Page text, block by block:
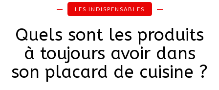
LES INDISPENSABLES
Quels sont les produits
à toujours avoir dans
son placard de cuisine ?